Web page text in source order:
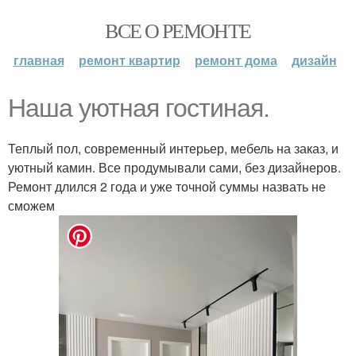
ВСЕ О РЕМОНТЕ
главная ремонт квартир ремонт дома дизайн
Наша уютная гостиная.
Теплый пол, современный интерьер, мебель на заказ, и
уютный камин. Все продумывали сами, без дизайнеров.
Ремонт длился 2 года и уже точной суммы назвать не
сможем